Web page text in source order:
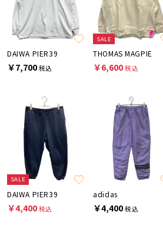
DAIWA PIER39
￥7,700税込
SALE
THOMAS MAGPIE
￥6,600税込
SALE
DAIWA PIER39
￥4,400税込
adidas
￥4,400税込